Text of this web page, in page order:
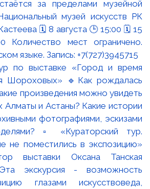
по выставке «Город и время
Шороховых» 🔹Как рождалась
произведения можно увидеть
Алматы и Астаны? Какие истории
фотографиями, эскизами
▫️ «Кураторский тур.
не поместились в экспозицию»
выставки Оксана Танская
экскурсия - возможность
глазами искусствоведа,